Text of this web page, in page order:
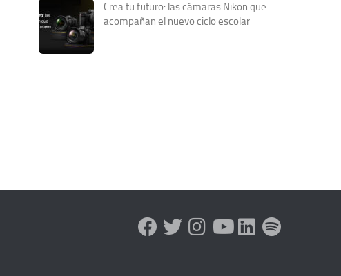
Crea tu futuro: las cámaras Nikon que
acompañan el nuevo ciclo escolar